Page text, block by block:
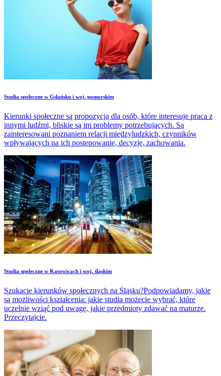
Studia społeczne w Gdańsku i woj. pomorskim
Kierunki społeczne są propozycją dla osób, które interesuje praca z
innymi ludźmi, bliskie są im problemy potrzebujących. Są
zainteresowani poznaniem relacji międzyludzkich, czynników
wpływających na ich postępowanie, decyzje, zachowania.
Studia społeczne w Katowicach i woj. śląskim
Szukacie kierunków społecznych na Śląsku?Podpowiadamy, jakie
są możliwości kształcenia: jakie studia możecie wybrać, które
uczelnie wziąć pod uwagę, jakie przedmioty zdawać na maturze.
Przeczytajcie.